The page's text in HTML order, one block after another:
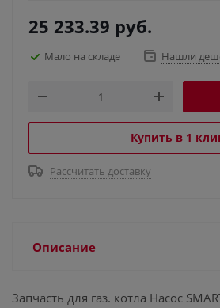
25 233.39 руб.
Мало на складе Нашли
Купить в 1
Рассчитать доставку
Описание
Запчасть для газ. котла Насос